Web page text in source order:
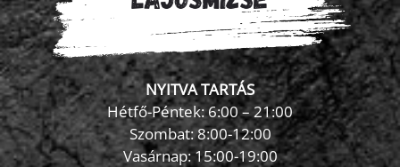
NYITVA TARTÁS
Hétfő-Péntek: 6:00 – 21:00
Szombat: 8:00-12:00
Vasárnap: 15:00-19:00
FormaZona chatbot ×